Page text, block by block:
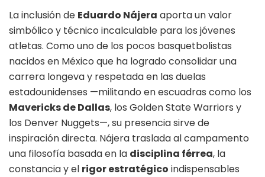
La inclusión de Eduardo Nájera aporta un valor
simbólico y técnico incalculable para los jóvenes
atletas. Como uno de los pocos basquetbolistas
nacidos en México que ha logrado consolidar una
carrera longeva y respetada en las duelas
estadounidenses —militando en escuadras como los
Mavericks de Dallas, los Golden State Warriors y
los Denver Nuggets—, su presencia sirve de
inspiración directa. Nájera traslada al campamento
una filosofía basada en la disciplina férrea, la
constancia y el rigor estratégico indispensables